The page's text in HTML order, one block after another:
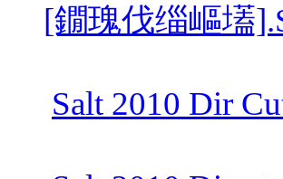
[鐗瑰伐缁嶇壒
Salt 2010 Dir